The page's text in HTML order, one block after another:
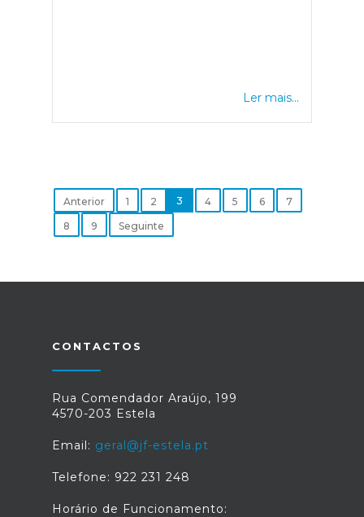
Ler mais...
Anterior 1 2 3 4 5 6
7
8
9 Seguinte
CONTACTOS
Rua Comendador Araújo, 199
4570-203 Estela
Email: geral@jf-estela.pt
Telefone: 922 231 248
Horário de Funcionamento: